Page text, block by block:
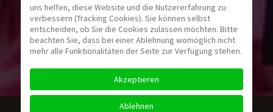
uns helfen, diese Website und die Nutzererfahrung zu
verbessern (Tracking Cookies). Sie können selbst
entscheiden, ob Sie die Cookies zulassen möchten. Bitte
beachten Sie, dass bei einer Ablehnung womöglich nicht
mehr alle Funktionalitäten der Seite zur Verfügung stehen.
Akzeptieren
Ablehnen